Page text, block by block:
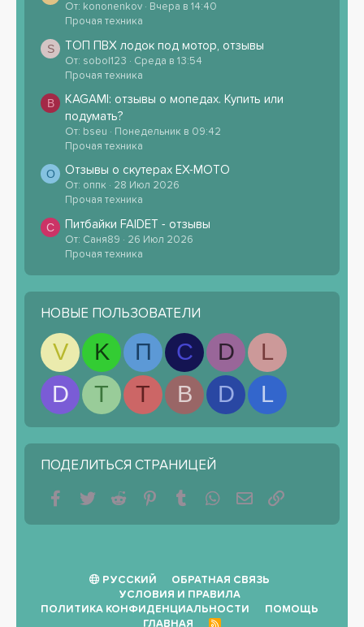
От: kononenkov
Вчера в 14:40
Прочая техника
S ТОП ПВХ лодок под мотор, отзывы
От: sobol123
Среда в 13:54
Прочая техника
B
KAGAMI: отзывы о мопедах. Купить или
подумать?
От: bseu
Понедельник в 09:42
Прочая техника
О Отзывы о скутерах EX-MOTO
От: оппк
28 Июл 2026
Прочая техника
С Питбайки FAIDET - отзывы
От: Саня89
26 Июл 2026
Прочая техника
НОВЫЕ ПОЛЬЗОВАТЕЛИ
V K П С D
L
D
T T B D L
ПОДЕЛИТЬСЯ СТРАНИЦЕЙ
Facebook
Twitter Reddit PinterestTumblr WhatsAppЭлектронная почта
РУССКИЙ
ОБРАТНАЯ СВЯЗЬ
УСЛОВИЯ И ПРАВИЛА
ПОЛИТИКА КОНФИДЕНЦИАЛЬНОСТИ
ПОМОЩЬ
ГЛАВНАЯ
R